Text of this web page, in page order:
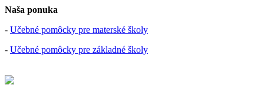
Naša ponuka
- Učebné pomôcky pre materské školy
- Učebné pomôcky pre základné školy